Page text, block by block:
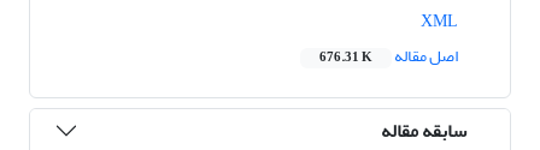
اصل مقاله
676.31 K
سابقه مقاله